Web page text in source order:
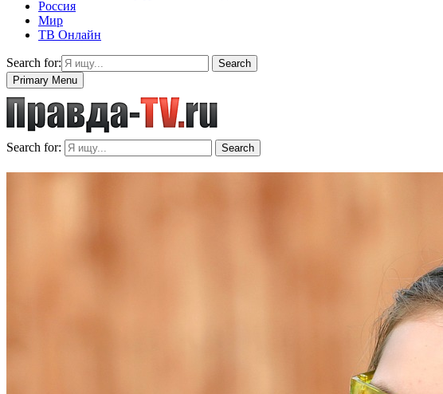
Россия
Мир
ТВ Онлайн
Search for:
Search
Primary Menu
Search for: Search